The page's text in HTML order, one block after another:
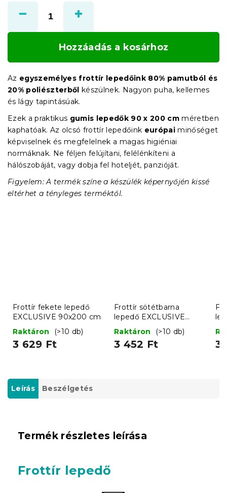
Hozzáadás a kosárhoz
Az egyszemélyes frottír lepedőink 80% pamutból és
20% poliészterből készülnek. Nagyon puha, kellemes
és lágy tapintásúak.
Ezek a praktikus gumis lepedők 90 x 200 cmméretben
kaphatóak. Az olcsó frottír lepedőink európai minőséget
képviselnek és megfelelnek a magas higiéniai
normáknak. Ne féljen felújítani, felélénkíteni a
hálószobáját, vagy dobja fel hoteljét, panzióját.
Figyelem: A termék színe a készülék képernyőjén kissé
eltérhet a tényleges terméktől.
Frottír fekete lepedő
EXCLUSIVE 90x200 cm
Raktáron
(>10 db)
3 629 Ft
Frottír sötétbarna
lepedő EXCLUSIVE
90x200 cm
Raktáron (>10 db)
3 452 Ft 3
Leírás Beszélgetés
Termék részletes leírása
Frottír lepedő